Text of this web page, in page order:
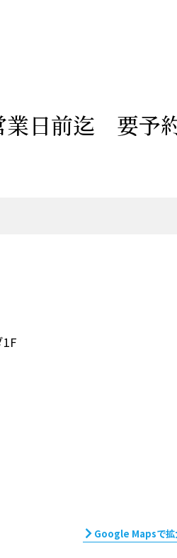
日前迄 要予
Google Mapsで拡